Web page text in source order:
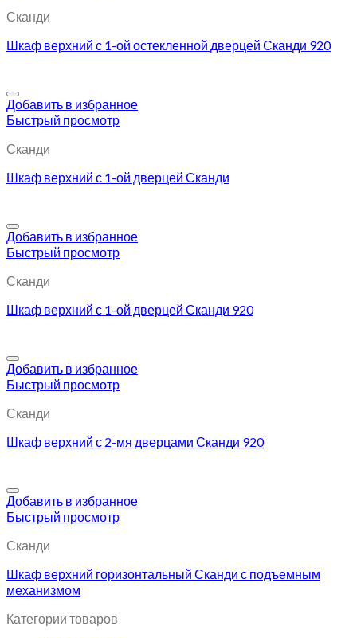
Сканди
Шкаф верхний с 1-ой остекленной дверцей Сканди 920
Добавить в избранное
Быстрый просмотр
Сканди
Шкаф верхний с 1-ой дверцей Сканди
Добавить в избранное
Быстрый просмотр
Сканди
Шкаф верхний с 1-ой дверцей Сканди 920
Добавить в избранное
Быстрый просмотр
Сканди
Шкаф верхний с 2-мя дверцами Сканди 920
Добавить в избранное
Быстрый просмотр
Сканди
Шкаф верхний горизонтальный Сканди с подъемным
механизмом
Категории товаров